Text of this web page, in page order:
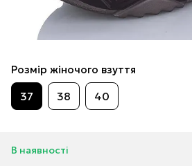
Розмір жіночого взуття
37 38 40
В наявності